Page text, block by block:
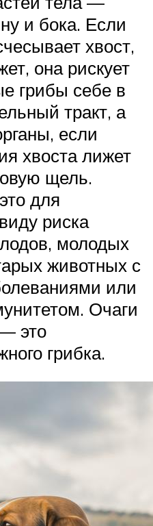
и бока. Если
хвост,
она рискует
грибы себе в
тракт, а
если
хвоста лижет
щель.
для
риска
молодых
животных с
или
Очаги
это
грибка.